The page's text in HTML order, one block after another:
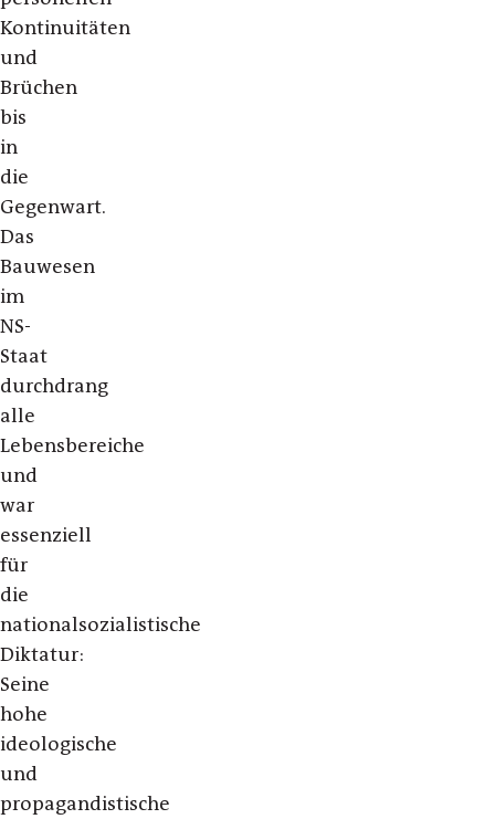
Kontinuitäten
und
Brüchen
bis
in
die
Gegenwart.
Das
Bauwesen
im
NS-
Staat
durchdrang
alle
Lebensbereiche
und
war
essenziell
für
die
nationalsozialistische
Diktatur:
Seine
hohe
ideologische
und
propagandistische